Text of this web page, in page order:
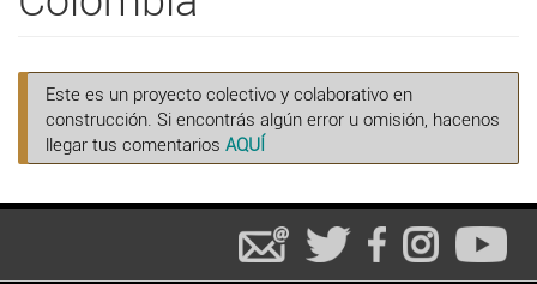
Este es un proyecto colectivo y colaborativo en
construcción. Si encontrás algún error u omisión, hacenos
llegar tus comentarios AQUÍ